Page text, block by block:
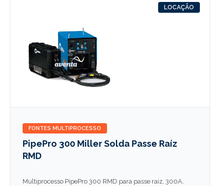
LOCAÇÃO
FONTES MULTIPROCESSO
PipePro 300 Miller Solda Passe Raíz
RMD
Multiprocesso PipePro 300 RMD para passe raiz, 300A,